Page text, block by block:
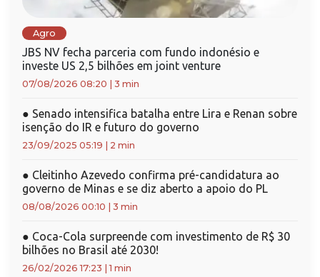
Agro
JBS NV fecha parceria com fundo indonésio e
investe US 2,5 bilhões em joint venture
07/08/2026 08:20 3 min
● Senado intensifica batalha entre Lira e Renan sobre
isenção do IR e futuro do governo
23/09/2025 05:19 2 min
● Cleitinho Azevedo confirma pré-candidatura ao
governo de Minas e se diz aberto a apoio do PL
08/08/2026 00:10 3 min
● Coca-Cola surpreende com investimento de R$ 30
bilhões no Brasil até 2030!
26/02/2026 17:23 |1 min